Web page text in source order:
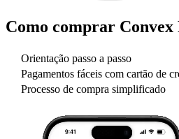
Como comprar
Orientação passo a passo
Pagamentos fáceis com cartão de
Processo de compra simplificado